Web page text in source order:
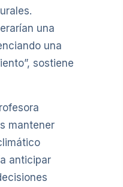
una
una
sostiene
mantener
anticipar